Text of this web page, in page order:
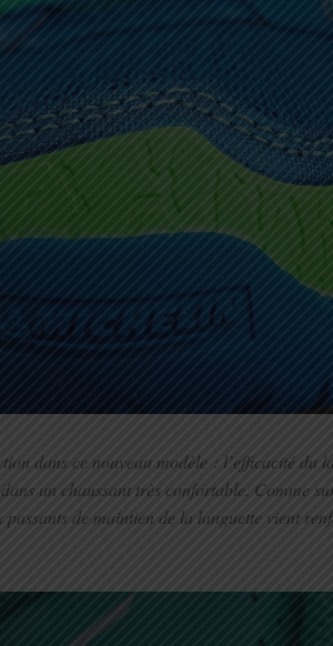
dans ce nouveau modèle : l’efficacité du
un chaussant très confortable. Comme
de maintien de la languette vient